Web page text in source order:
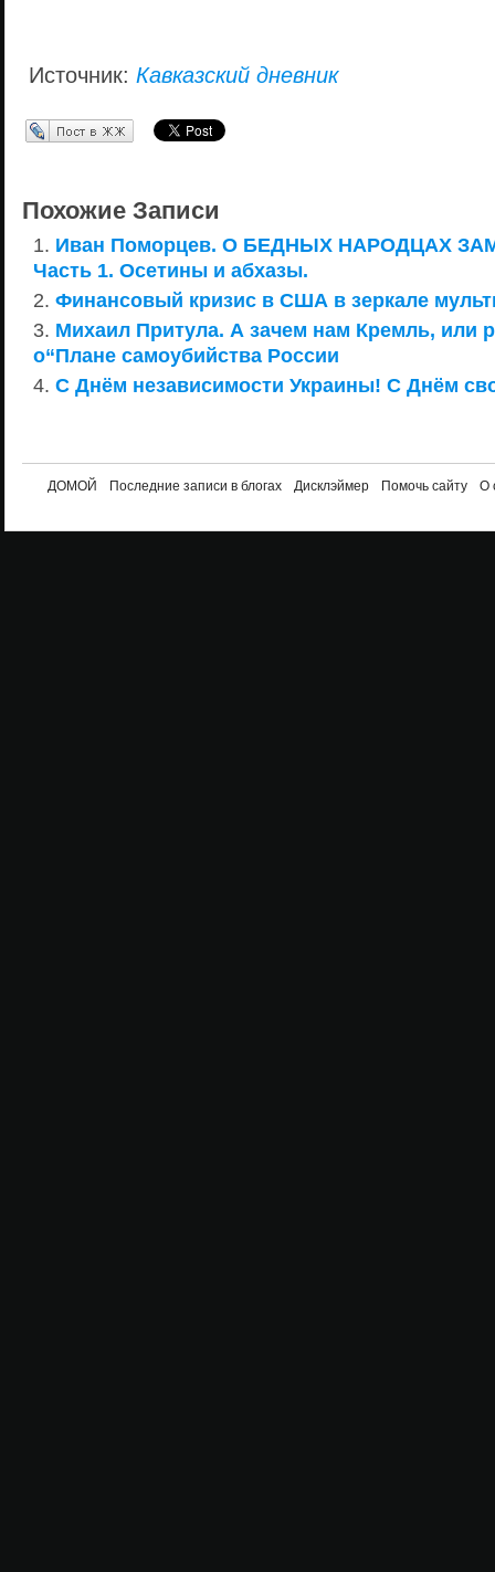
Источник: Кавказский дневник
Перепост в ЖЖ
Похожие Записи
Иван Поморцев. О БЕДНЫХ НАРОДЦАХ
Часть 1. Осетины и абхазы.
Финансовый кризис в США в зеркале
Михаил Притула. А зачем нам Кремль, или
о“Плане самоубийства России
С Днём независимости Украины! С Днём
ДОМОЙ Последние записи в блогах Дисклэймер Помочь сайту О